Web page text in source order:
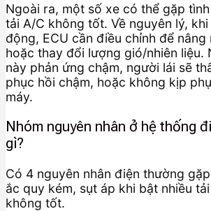
Ngoài ra, một số xe có thể gặp
tải A/C không tốt. Về nguyên lý,
động, ECU cần điều chỉnh để nâng
hoặc thay đổi lượng gió/nhiên liệu.
này phản ứng chậm, người lái sẽ
phục hồi chậm, hoặc không kịp
máy.
Nhóm nguyên nhân ở hệ thống
gì?
Có 4 nguyên nhân điện thường
ắc quy kém, sụt áp khi bật nhiều
không tốt.